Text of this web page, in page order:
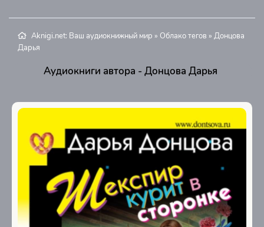
Aknigi.net: Ваш аудиокнижный мир » Облако тегов » Донцова
Дарья
Аудиокниги автора - Донцова Дарья